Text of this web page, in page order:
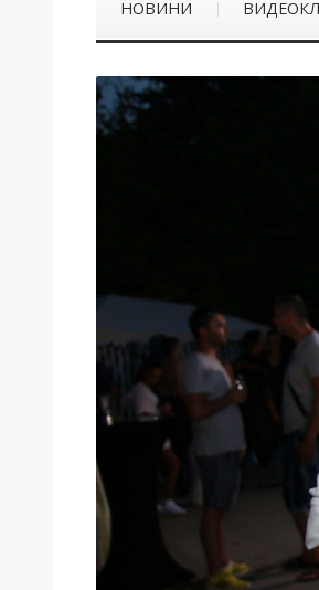
НОВИНИ